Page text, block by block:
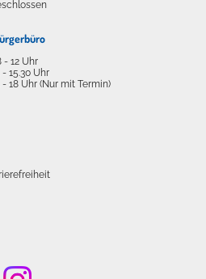
- 12 Uhr
- 15.30 Uhr
- 18 Uhr (Nur mit Termin)